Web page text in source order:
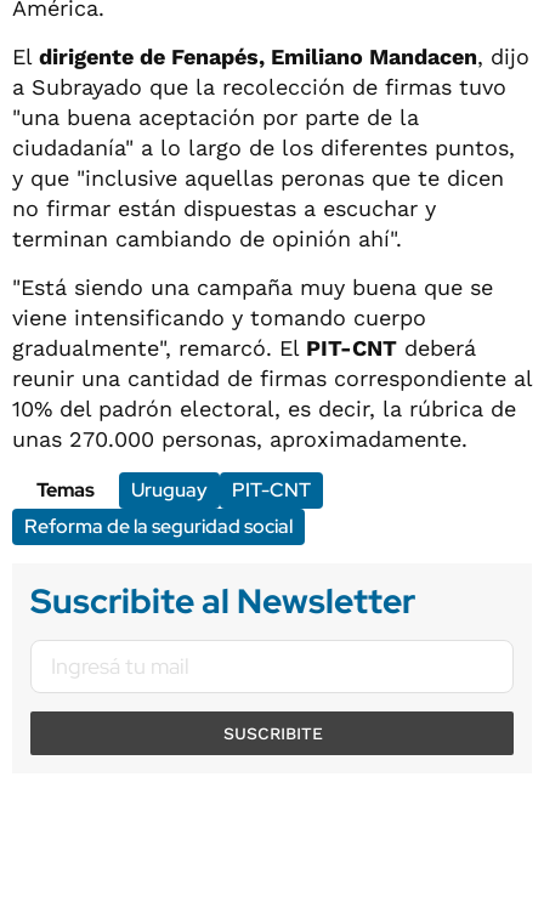
América.
El dirigente de Fenapés, Emiliano Mandacen, dijo
a Subrayado que la recolección de firmas tuvo
"una buena aceptación por parte de la
ciudadanía" a lo largo de los diferentes puntos,
y que "inclusive aquellas peronas que te dicen
no firmar están dispuestas a escuchar y
terminan cambiando de opinión ahí".
"Está siendo una campaña muy buena que se
viene intensificando y tomando cuerpo
gradualmente", remarcó. El PIT-CNT deberá
reunir una cantidad de firmas correspondiente al
10% del padrón electoral, es decir, la rúbrica de
unas 270.000 personas, aproximadamente.
Temas
Uruguay
PIT-CNT
Reforma de la seguridad social
Suscribite al Newsletter
SUSCRIBITE